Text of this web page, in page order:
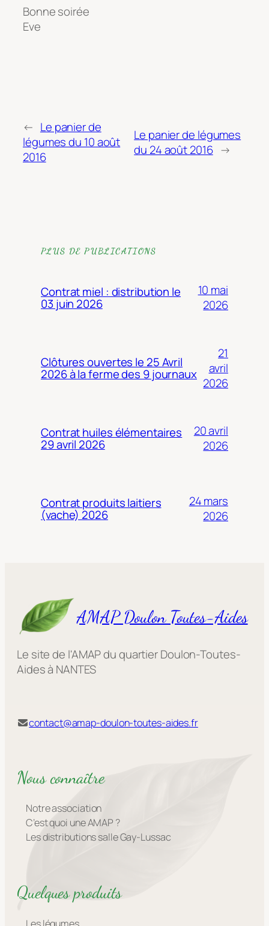
Bonne soirée
Eve
← Le panier de
légumes du 10 août
2016
Le panier de légumes
du 24 août 2016 →
PLUS DE PUBLICATIONS
Contrat miel : distribution le
03 juin 2026
10 mai
2026
Clôtures ouvertes le 25 Avril
2026 à la ferme des 9 journaux
21
avril
2026
Contrat huiles élémentaires
29 avril 2026
20 avril
2026
Contrat produits laitiers
(vache) 2026
24 mars
2026
AMAP Doulon Toutes-Aides
Le site de l'AMAP du quartier Doulon-Toutes-
Aides à NANTES
contact@amap-doulon-toutes-aides.fr
Nous connaître
Notre association
C’est quoi une AMAP ?
Les distributions salle Gay-Lussac
Quelques produits
Les légumes